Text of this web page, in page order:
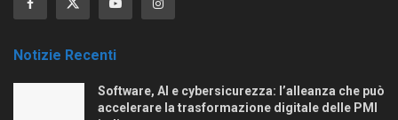
Notizie Recenti
Software, AI e cybersicurezza: l’alleanza che può
accelerare la trasformazione digitale delle PMI